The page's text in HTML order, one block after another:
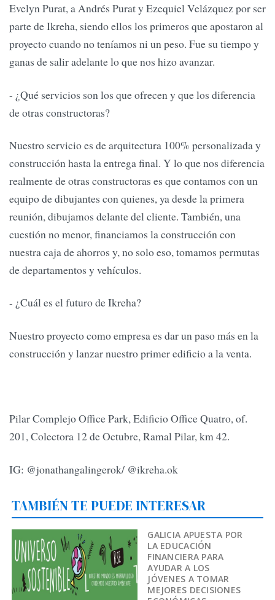
Evelyn Purat, a Andrés Purat y Ezequiel Velázquez por ser
parte de Ikreha, siendo ellos los primeros que apostaron al
proyecto cuando no teníamos ni un peso. Fue su tiempo y
ganas de salir adelante lo que nos hizo avanzar.
- ¿Qué servicios son los que ofrecen y que los diferencia
de otras constructoras?
Nuestro servicio es de arquitectura 100% personalizada y
construcción hasta la entrega final. Y lo que nos diferencia
realmente de otras constructoras es que contamos con un
equipo de dibujantes con quienes, ya desde la primera
reunión, dibujamos delante del cliente. También, una
cuestión no menor, financiamos la construcción con
nuestra caja de ahorros y, no solo eso, tomamos permutas
de departamentos y vehículos.
- ¿Cuál es el futuro de Ikreha?
Nuestro proyecto como empresa es dar un paso más en la
construcción y lanzar nuestro primer edificio a la venta.
Pilar Complejo Office Park, Edificio Office Quatro, of.
201, Colectora 12 de Octubre, Ramal Pilar, km 42.
IG: @jonathangalingerok/ @ikreha.ok
TAMBIÉN TE PUEDE INTERESAR
GALICIA APUESTA POR
LA EDUCACIÓN
FINANCIERA PARA
AYUDAR A LOS
JÓVENES A TOMAR
MEJORES DECISIONES